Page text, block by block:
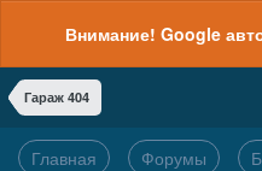
Внимание! Google
Гараж 404
Главная Форумы